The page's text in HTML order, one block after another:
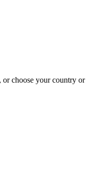
, or choose your country or